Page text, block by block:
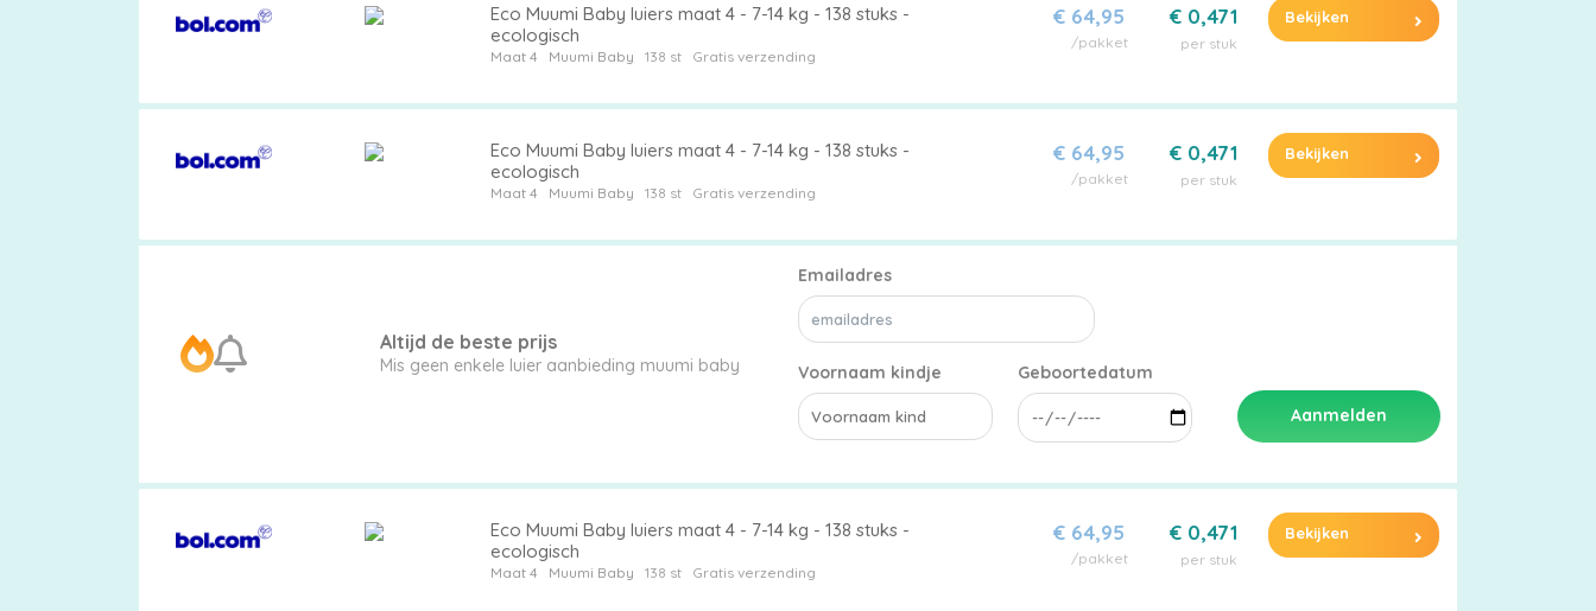
Eco Muumi Baby luiers maat 4 - 7-14 kg - 138 stuks -
ecologisch
Maat 4 Muumi Baby 138 st Gratis verzending
€ 64,95
/pakket
€ 0,471
per stuk
Bekijken
Eco Muumi Baby luiers maat 4 - 7-14 kg - 138 stuks -
ecologisch
Maat 4 Muumi Baby 138 st Gratis verzending
€ 64,95
/pakket
€ 0,471
per stuk
Bekijken
Altijd de beste prijs
Mis geen enkele luier aanbieding muumi baby
Emailadres
Voornaam kindje
Geboortedatum
Aanmelden
Eco Muumi Baby luiers maat 4 - 7-14 kg - 138 stuks -
ecologisch
Maat 4 Muumi Baby 138 st Gratis verzending
€ 64,95
/pakket
€ 0,471
per stuk
Bekijken